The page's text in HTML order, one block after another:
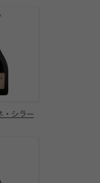
・シラー